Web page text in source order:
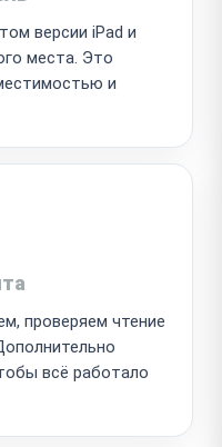
версии iPad и
места. Это
и
проверяем чтение
всё работало